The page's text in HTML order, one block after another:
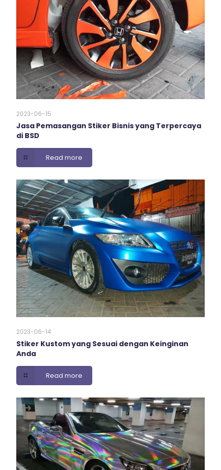
2023-06-15
Jasa Pemasangan Stiker Bisnis yang Terpercaya
di BSD
Read more
2023-06-14
Stiker Kustom yang Sesuai dengan Keinginan
Anda
Read more